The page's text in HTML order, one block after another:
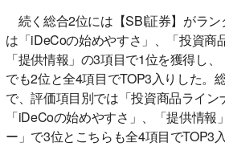
続く総合2位には【SBI証券】がラ
は「iDeCoの始めやすさ」、「投資商
「提供情報」の3項目で1位を獲得し、
でも2位と全4項目でTOP3入りした。
で、評価項目別では「投資商品ライン
「iDeCoの始めやすさ」、「提供情
ー」で3位とこちらも全4項目でTOP3